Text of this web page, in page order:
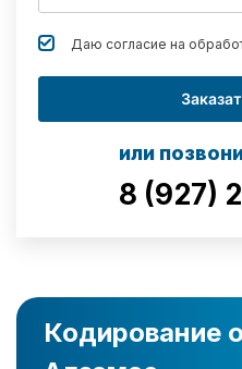
Даю согласие на
или
8 (927)
Кодирование